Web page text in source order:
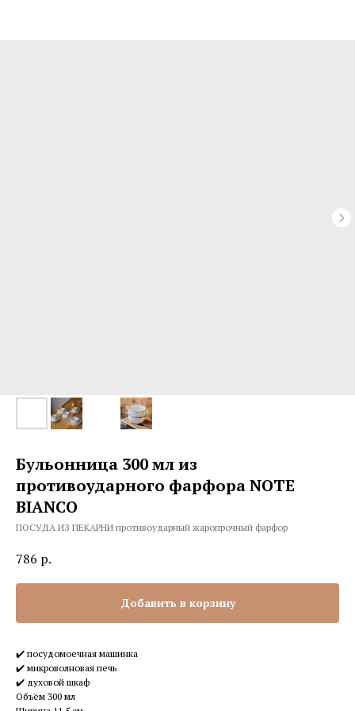
Бульонница 300 мл из
противоударного фарфора NOTE
BIANCO
ПОСУДА ИЗ ПЕКАРНИ противоударный жаропрочный фарфор
786 р.
Добавить в корзину
✔️ посудомоечная машинка
✔️ микроволновая печь
✔️ духовой шкаф
Объём 300 мл